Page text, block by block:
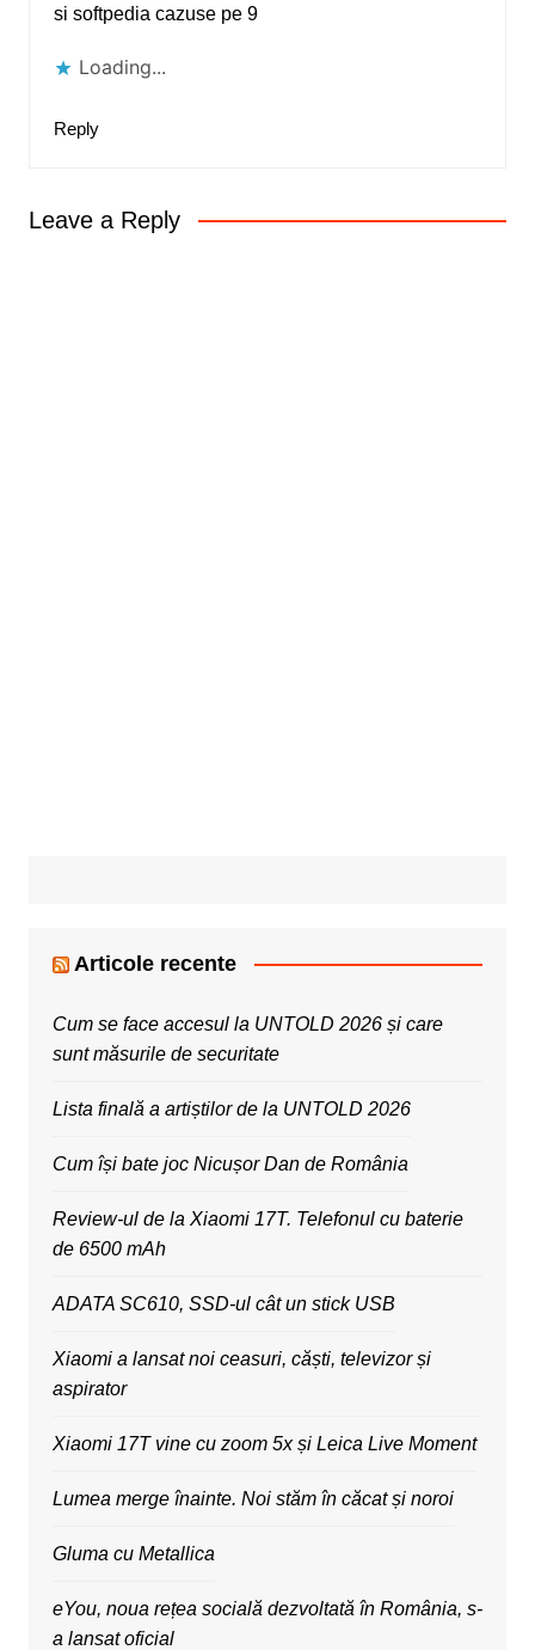
si softpedia cazuse pe 9
Loading...
Reply
Leave a Reply
Articole recente
Cum se face accesul la UNTOLD 2026 și care
sunt măsurile de securitate
Lista finală a artiștilor de la UNTOLD 2026
Cum își bate joc Nicușor Dan de România
Review-ul de la Xiaomi 17T. Telefonul cu baterie
de 6500 mAh
ADATA SC610, SSD-ul cât un stick USB
Xiaomi a lansat noi ceasuri, căști, televizor și
aspirator
Xiaomi 17T vine cu zoom 5x și Leica Live Moment
Lumea merge înainte. Noi stăm în căcat și noroi
Gluma cu Metallica
eYou, noua rețea socială dezvoltată în România, s-
a lansat oficial